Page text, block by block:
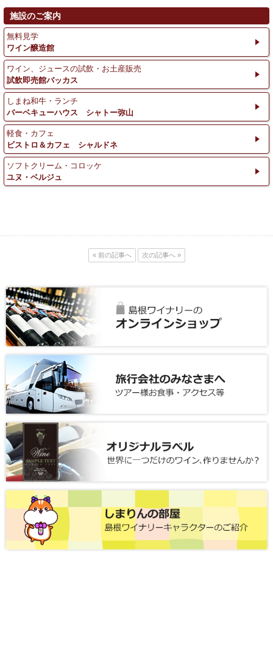
施設のご案内
無料見学
ワイン醸造館
ワイン、ジュースの試飲・お土産販売
試飲即売館バッカス
しまね和牛・ランチ
バーベキューハウス シャトー弥山
軽食・カフェ
ビストロ＆カフェ シャルドネ
ソフトクリーム・コロッケ
ユヌ・ベルジュ
« 前の記事へ 次の記事へ »